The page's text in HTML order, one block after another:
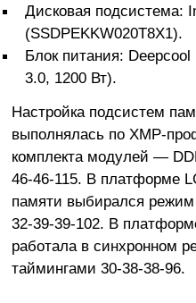
Дисковая подсистема:
(SSDPEKKW020T8X1).
Блок питания:
3.0, 1200 Вт).
Настройка подсистем
выполнялась по XMP-
комплекта модулей —
46-46-115. В платформе
памяти выбирался
32-39-39-102. В
работала в синхронном
таймингами 30-38-38-96.